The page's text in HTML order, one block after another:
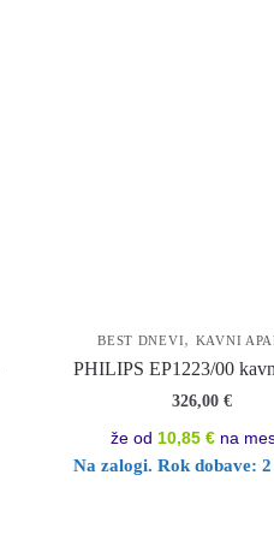
BEST DNEVI, KAVNI
PHILIPS EP1223/00
326,00€
že od 10,85 €na
Na zalogi. Rok dobave: